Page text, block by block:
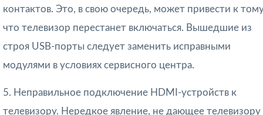
контактов. Это, в свою очередь, может привести к
что телевизор перестанет включаться. Вышедшие из
строя USB-порты следует заменить исправными
модулями в условиях сервисного центра.
5. Неправильное подключение HDMI-устройств к
телевизору. Нередкое явление, не дающее телевизору